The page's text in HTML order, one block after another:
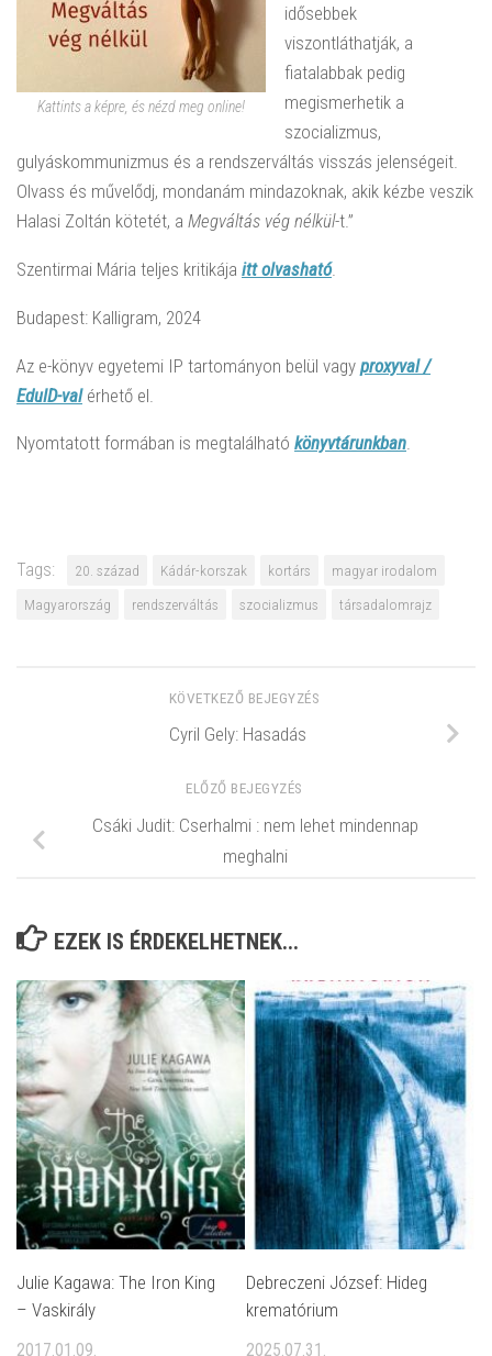
Kattints a képre, és nézd meg online!
idősebbek
viszontláthatják, a
fiatalabbak pedig
megismerhetik a
szocializmus,
gulyáskommunizmus és a rendszerváltás visszás jelenségeit.
Olvass és művelődj, mondanám mindazoknak, akik kézbe veszik
Halasi Zoltán kötetét, a Megváltás vég nélkül-t.”
Szentirmai Mária teljes kritikája itt olvasható.
Budapest: Kalligram, 2024
Az e-könyv egyetemi IP tartományon belül vagy proxyval /
EduID-valérhető el.
Nyomtatott formában is megtalálható könyvtárunkban.
Tags: 20. század Kádár-korszak kortárs
magyar irodalom
Magyarország
rendszerváltás szocializmus társadalomrajz
KÖVETKEZŐ BEJEGYZÉS
Cyril Gely: Hasadás
ELŐZŐ BEJEGYZÉS
Csáki Judit: Cserhalmi : nem lehet mindennap
meghalni
EZEK IS ÉRDEKELHETNEK...
Julie Kagawa: The ​Iron King
– Vaskirály
2017.01.09.
Debreczeni József: Hideg
krematórium
2025.07.31.